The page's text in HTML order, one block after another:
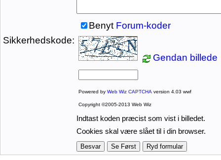
Benyt Forum-koder
Sikkerhedskode:
Gendan billede
Powered by Web Wiz CAPTCHA version 4.03 wwf
Copyright ©2005-2013 Web Wiz
Indtast koden præcist som vist i billedet.
Cookies skal være slået til i din browser.